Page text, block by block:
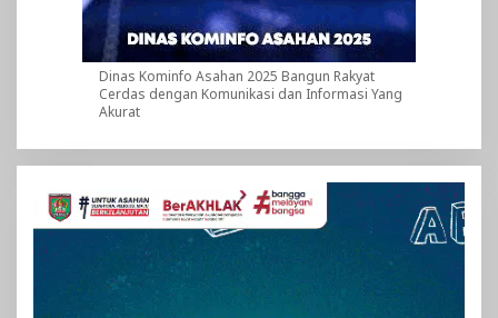
Dinas Kominfo Asahan 2025 Bangun Rakyat
Cerdas dengan Komunikasi dan Informasi Yang
Akurat
Pemutar
Video